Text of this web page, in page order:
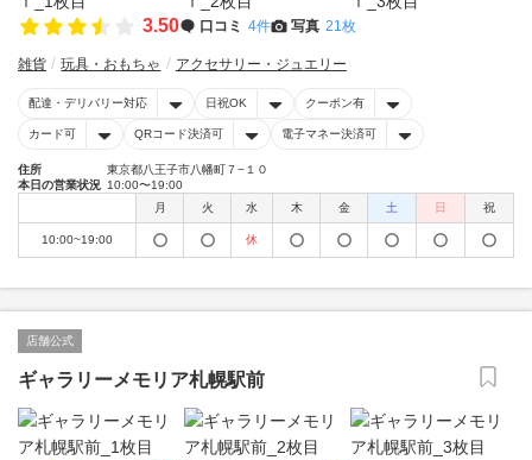
3.50 口コミ 4件 写真 21枚
雑貨 玩具・おもちゃ アクセサリー・ジュエリー
配達・デリバリー対応 日祝OK クーポン有
カード可 QRコード決済可 電子マネー決済可
住所
東京都八王子市八幡町７−１０
本日の営業状況 10:00〜19:00
月
火 水 木 金 土 日 祝
10:00~19:00 休
店舗公式
ギャラリーメモリア札幌駅前